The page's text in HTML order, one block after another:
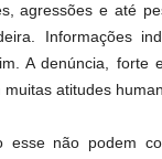
agressões e até
Informações
A denúncia,
atitudes
esse não podem